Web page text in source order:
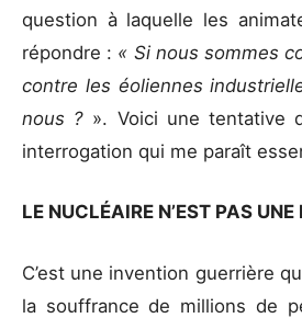
question à laquelle les
répondre : « Si nous sommes
contre les éoliennes
nous ? ». Voici une tentative
interrogation qui me paraît
LE NUCLÉAIRE N’EST PAS
C’est une invention guerrière
la souffrance de millions de